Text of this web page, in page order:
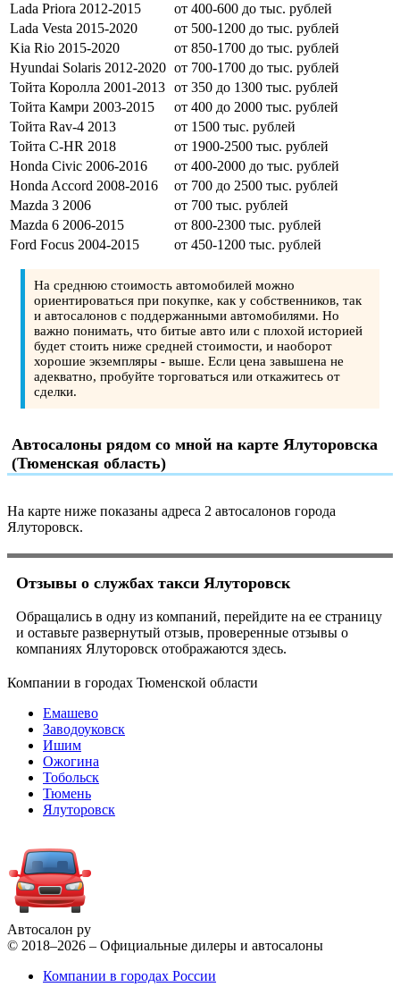
Lada Priora 2012-2015
от 400-600 до тыс. рублей
Lada Vesta 2015-2020
от 500-1200 до тыс. рублей
Kia Rio 2015-2020
от 850-1700 до тыс. рублей
Hyundai Solaris 2012-2020 от 700-1700 до тыс. рублей
Тойта Королла 2001-2013 от 350 до 1300 тыс. рублей
Тойта Камри 2003-2015
от 400 до 2000 тыс. рублей
Тойта Rav-4 2013
от 1500 тыс. рублей
Тойта C-HR 2018
от 1900-2500 тыс. рублей
Honda Civic 2006-2016
от 400-2000 до тыс. рублей
Honda Accord 2008-2016
от 700 до 2500 тыс. рублей
Mazda 3 2006
от 700 тыс. рублей
Mazda 6 2006-2015
от 800-2300 тыс. рублей
Ford Focus 2004-2015
от 450-1200 тыс. рублей
На среднюю стоимость автомобилей можно
ориентироваться при покупке, как у собственников, так
и автосалонов с поддержанными автомобилями. Но
важно понимать, что битые авто или с плохой историей
будет стоить ниже средней стоимости, и наоборот
хорошие экземпляры - выше. Если цена завышена не
адекватно, пробуйте торговаться или откажитесь от
сделки.
Автосалоны рядом со мной на карте Ялуторовска
(Тюменская область)
На карте ниже показаны адреса 2 автосалонов города
Ялуторовск.
Отзывы о службах такси Ялуторовск
Обращались в одну из компаний, перейдите на ее страницу
и оставьте развернутый отзыв, проверенные отзывы о
компаниях Ялуторовск отображаются здесь.
Компании в городах Тюменской области
Емашево
Заводоуковск
Ишим
Ожогина
Тобольск
Тюмень
Ялуторовск
Автосалон ру
© 2018–2026 – Официальные дилеры и автосалоны
Компании в городах России